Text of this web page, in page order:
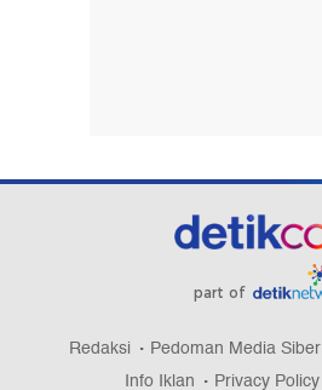
part of
Redaksi Pedoman Media Siber
Info Iklan
Privacy Policy